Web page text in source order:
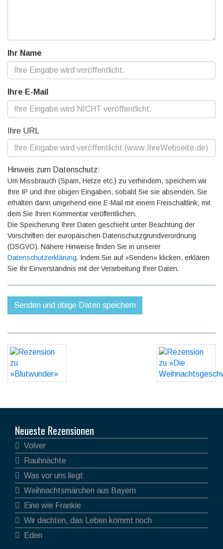
Ihr Name
Ihre E-Mail
Ihre URL
Hinweis zum Datenschutz:
Um Missbrauch (Spam, Hetze etc.) zu verhindern, speichern wir
Ihre IP und Ihre obigen Eingaben, sobald Sie sie absenden. Sie
erhalten dann umgehend eine E-Mail mit einem Freischaltlink, mit
dem Sie Ihren Kommentar veröffentlichen.
Die Speicherung Ihrer Daten geschieht unter Beachtung der
Vorschriften der europäischen Datenschutzgrundverordnung
(DSGVO). Nähere Hinweise finden Sie in unserer
Datenschutzerklärung. Indem Sie auf »Senden« klicken, erklären
Sie Ihr Einverständnis mit der Verarbeitung Ihrer Daten.
Neueste Rezensionen
Volver
Rauhnächte
Was vor uns liegt
Weihnachtsmärchen aus Bayern
Eine wie Frankie
Wir dachten, das Leben kommt noch
Eden